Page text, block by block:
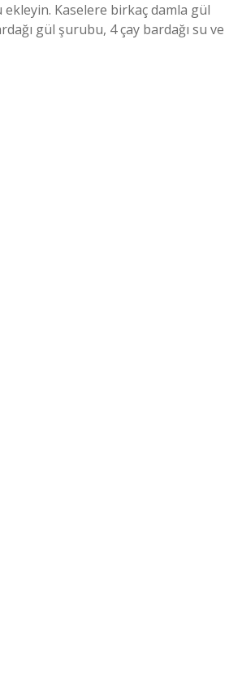
Kaselere birkaç damla gül
gül şurubu, 4 çay bardağı su ve